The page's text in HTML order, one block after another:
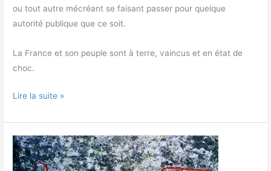
ou tout autre mécréant se faisant passer pour quelque
autorité publique que ce soit.
La France et son peuple sont à terre, vaincus et en état de
choc.
Lire la suite »
Et
maintenant,